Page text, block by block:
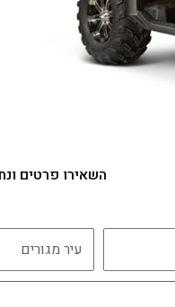
השאירו פרטים